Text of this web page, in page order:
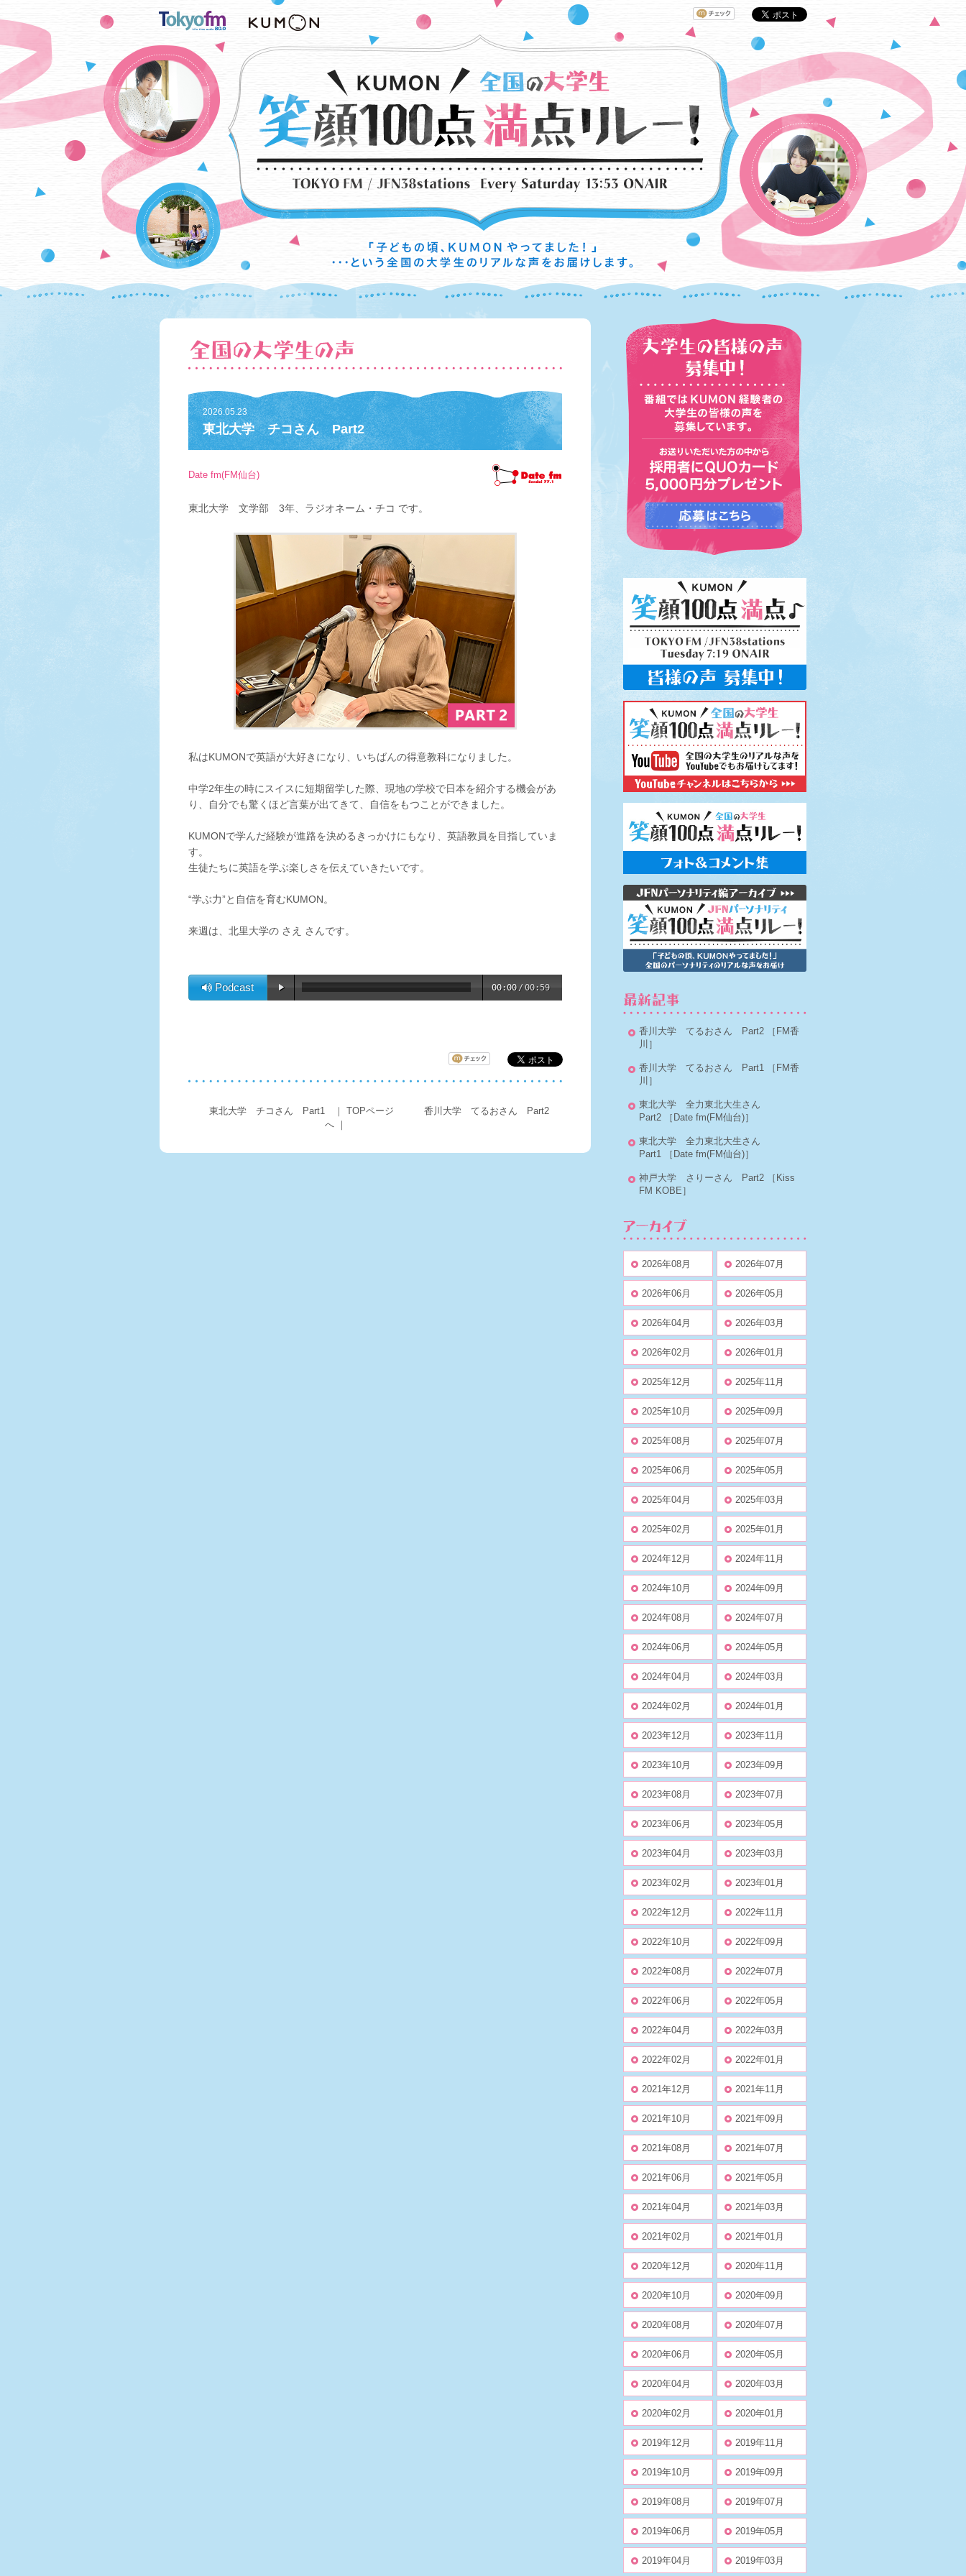
2026.05.23
東北大学 チコさん Part2
Date fm(FM仙台)
東北大学 文学部 3年、ラジオネーム・チコ です。
私はKUMONで英語が大好きになり、いちばんの得意教科になりました。
中学2年生の時にスイスに短期留学した際、現地の学校で日本を紹介する機会があ
り、自分でも驚くほど言葉が出てきて、自信をもつことができました。
KUMONで学んだ経験が進路を決めるきっかけにもなり、英語教員を目指していま
す。
生徒たちに英語を学ぶ楽しさを伝えていきたいです。
“学ぶ力”と自信を育むKUMON。
来週は、北里大学の さえ さんです。
Podcast 00:00 /00:59
東北大学 チコさん Part1 ｜ TOPページ
へ ｜
香川大学 てるおさん Part2
香川大学 てるおさん Part2
［FM香
川］
香川大学 てるおさん Part1
［FM香
川］
東北大学 全力東北大生さん
Part2
［Date fm(FM仙台)］
東北大学 全力東北大生さん
Part1
［Date fm(FM仙台)］
神戸大学 さりーさん Part2
［Kiss
FM KOBE］
2026年08月 2026年07月
2026年06月 2026年05月
2026年04月 2026年03月
2026年02月 2026年01月
2025年12月 2025年11月
2025年10月 2025年09月
2025年08月 2025年07月
2025年06月 2025年05月
2025年04月 2025年03月
2025年02月 2025年01月
2024年12月 2024年11月
2024年10月 2024年09月
2024年08月 2024年07月
2024年06月 2024年05月
2024年04月 2024年03月
2024年02月 2024年01月
2023年12月 2023年11月
2023年10月 2023年09月
2023年08月 2023年07月
2023年06月 2023年05月
2023年04月 2023年03月
2023年02月 2023年01月
2022年12月 2022年11月
2022年10月 2022年09月
2022年08月 2022年07月
2022年06月 2022年05月
2022年04月 2022年03月
2022年02月 2022年01月
2021年12月 2021年11月
2021年10月 2021年09月
2021年08月 2021年07月
2021年06月 2021年05月
2021年04月 2021年03月
2021年02月 2021年01月
2020年12月 2020年11月
2020年10月 2020年09月
2020年08月 2020年07月
2020年06月 2020年05月
2020年04月 2020年03月
2020年02月 2020年01月
2019年12月 2019年11月
2019年10月 2019年09月
2019年08月 2019年07月
2019年06月 2019年05月
2019年04月 2019年03月